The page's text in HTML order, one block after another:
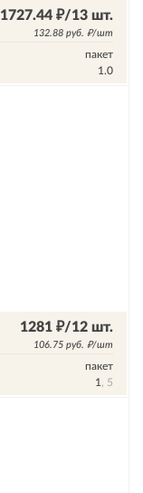
1727.44 ₽/13 шт.
132.88 руб. ₽/шт
пакет
1.0
1281 ₽/12 шт.
106.75 руб. ₽/шт
пакет
1 , 5